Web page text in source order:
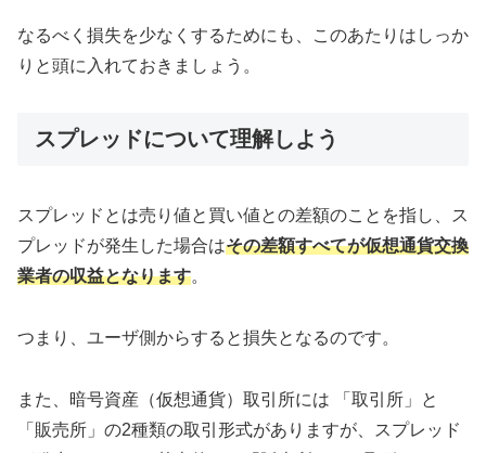
なるべく損失を少なくするためにも、このあたりはしっか
りと頭に入れておきましょう。
スプレッドについて理解しよう
スプレッドとは売り値と買い値との差額のことを指し、ス
プレッドが発生した場合はその差額すべてが仮想通貨交換
業者の収益となります。
つまり、 ユーザ側からすると損失となるのです。
また、暗号資産（仮想通貨）取引所には 「取引所」と
「販売所」の2種類の取引形式がありますが、スプレッド